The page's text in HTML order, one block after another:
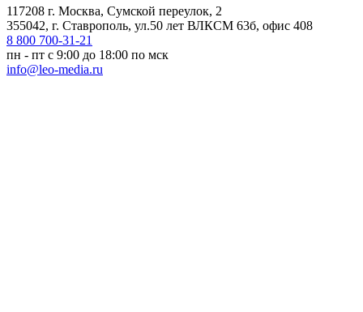
117208 г. Москва, Сумской переулок, 2
355042, г. Ставрополь, ул.50 лет ВЛКСМ 63б, офис 408
8 800 700-31-21
пн - пт с 9:00 до 18:00 по мск
info@leo-media.ru